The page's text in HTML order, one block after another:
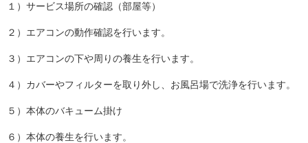
１）サービス場所の確認（部屋等）
２）エアコンの動作確認を行います。
３）エアコンの下や周りの養生を行います。
４）カバーやフィルターを取り外し、お風呂場で洗浄を行います。
５）本体のバキューム掛け
６）本体の養生を行います。